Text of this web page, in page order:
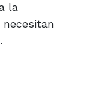
la
necesitan